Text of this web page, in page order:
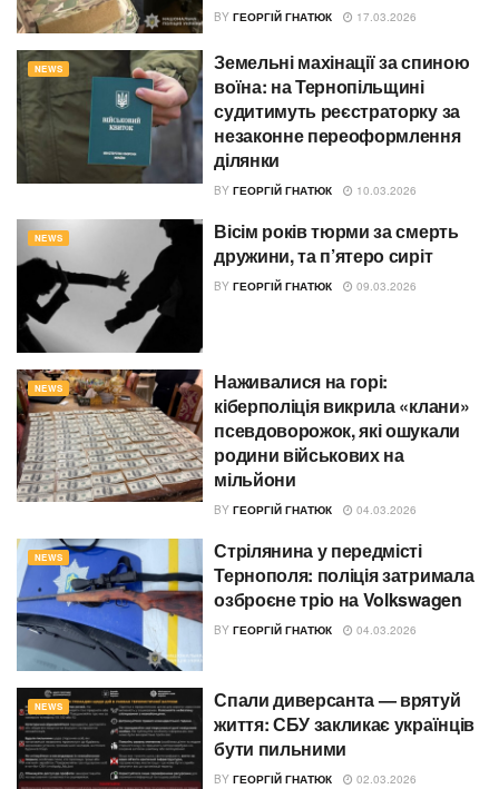
BY ГЕОРГІЙ ГНАТЮК 17.03.2026
NEWS
Земельні махінації за спиною
воїна: на Тернопільщині
судитимуть реєстраторку за
незаконне переоформлення
ділянки
BY ГЕОРГІЙ ГНАТЮК 10.03.2026
NEWS
Вісім років тюрми за смерть
дружини, та п’ятеро сиріт
BY ГЕОРГІЙ ГНАТЮК 09.03.2026
NEWS
Наживалися на горі:
кіберполіція викрила «клани»
псевдоворожок, які ошукали
родини військових на
мільйони
BY ГЕОРГІЙ ГНАТЮК 04.03.2026
NEWS
Стрілянина у передмісті
Тернополя: поліція затримала
озброєне тріо на Volkswagen
BY ГЕОРГІЙ ГНАТЮК 04.03.2026
NEWS
Спали диверсанта — врятуй
життя: СБУ закликає українців
бути пильними
BY ГЕОРГІЙ ГНАТЮК 02.03.2026